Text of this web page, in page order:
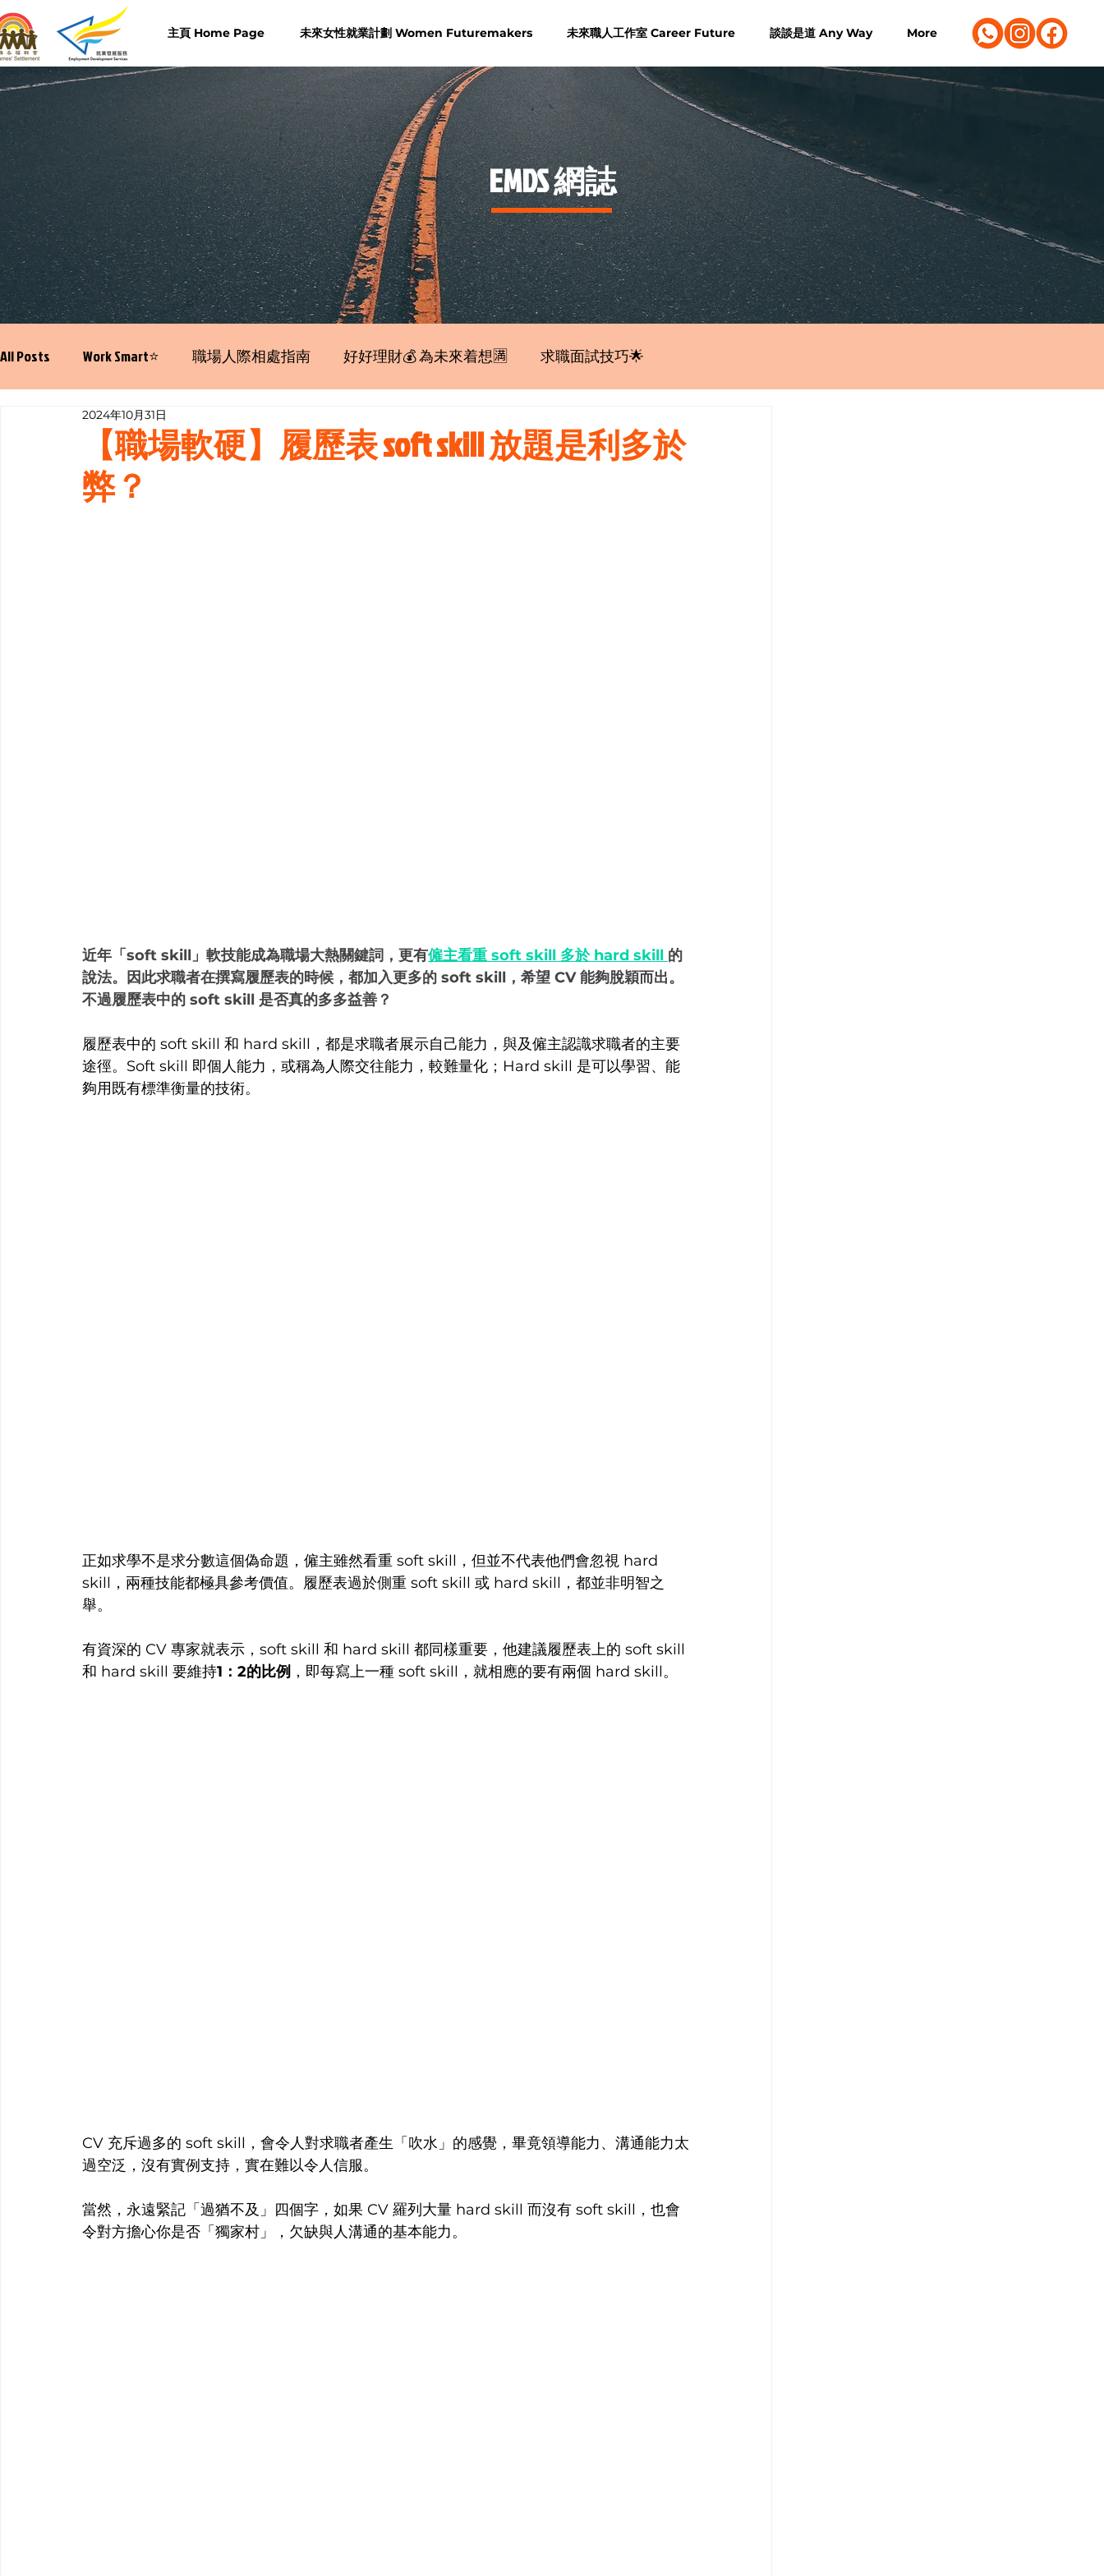
主頁 Home Page 未來女性就業計劃 Women Futuremakers 未來職人工作室 Career Future 談談是道 Any Way More
​EMDS 網誌
All Posts Work Smart⭐️ 職場人際相處指南 好好理財💰 為未來着想🈵 求職面試技巧🌟
寫履歷表嘅技巧📝【職場軟硬】履歷表 soft skill 放題是利多於
弊？
2024年10月31日
近年「soft skill」軟技能成為職場大熱關鍵詞，更有僱主看重 soft skill 多於 hard skill 的
說法。因此求職者在撰寫履歷表的時候，都加入更多的 soft skill，希望 CV 能夠脫穎而出。
不過履歷表中的 soft skill 是否真的多多益善？
履歷表中的 soft skill 和 hard skill，都是求職者展示自己能力，與及僱主認識求職者的主要
途徑。Soft skill 即個人能力，或稱為人際交往能力，較難量化；Hard skill 是可以學習、能
夠用既有標準衡量的技術。
正如求學不是求分數這個偽命題，僱主雖然看重 soft skill，但並不代表他們會忽視 hard
skill，兩種技能都極具參考價值。履歷表過於側重 soft skill 或 hard skill，都並非明智之
舉。
有資深的 CV 專家就表示，soft skill 和 hard skill 都同樣重要，他建議履歷表上的 soft skill
和 hard skill 要維持1：2的比例 ，即每寫上一種 soft skill，就相應的要有兩個 hard skill。
CV 充斥過多的 soft skill，會令人對求職者產生「吹水」的感覺，畢竟領導能力、溝通能力太
過空泛，沒有實例支持，實在難以令人信服。
當然，永遠緊記「過猶不及」四個字，如果 CV 羅列大量 hard skill 而沒有 soft skill，也會
令對方擔心你是否「獨家村」，欠缺與人溝通的基本能力。